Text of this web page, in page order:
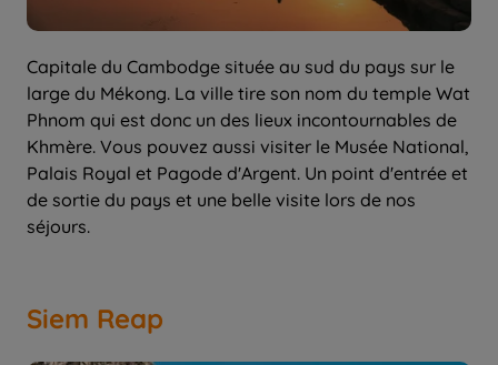
Capitale du Cambodge située au sud du pays sur le
large du Mékong. La ville tire son nom du temple Wat
Phnom qui est donc un des lieux incontournables de
Khmère. Vous pouvez aussi visiter le Musée National,
Palais Royal et Pagode d'Argent. Un point d'entrée et
de sortie du pays et une belle visite lors de nos
séjours.
Siem Reap